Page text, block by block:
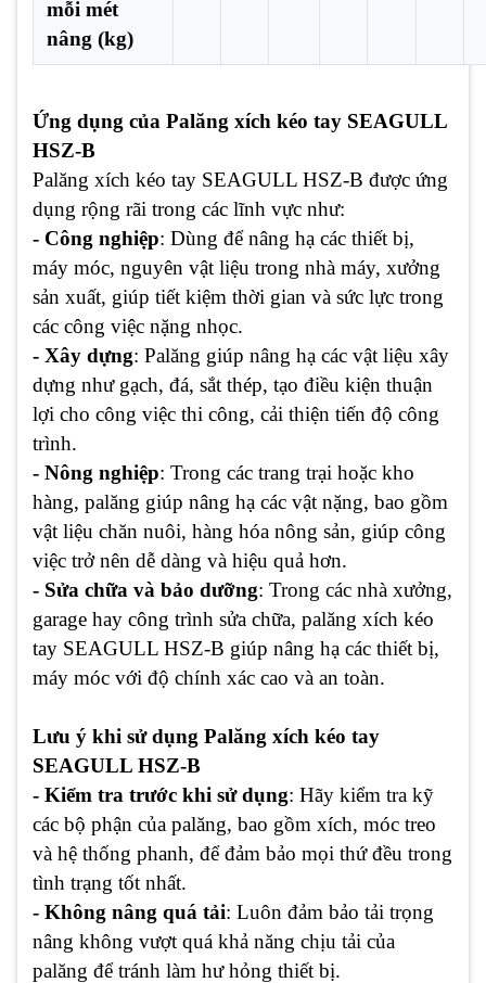
mỗi mét
nâng (kg)
Ứng dụng của Palăng xích kéo tay SEAGULL
HSZ-B
Palăng xích kéo tay SEAGULL HSZ-B được ứng
dụng rộng rãi trong các lĩnh vực như:
- Công nghiệp: Dùng để nâng hạ các thiết bị,
máy móc, nguyên vật liệu trong nhà máy, xưởng
sản xuất, giúp tiết kiệm thời gian và sức lực trong
các công việc nặng nhọc.
- Xây dựng: Palăng giúp nâng hạ các vật liệu xây
dựng như gạch, đá, sắt thép, tạo điều kiện thuận
lợi cho công việc thi công, cải thiện tiến độ công
trình.
- Nông nghiệp: Trong các trang trại hoặc kho
hàng, palăng giúp nâng hạ các vật nặng, bao gồm
vật liệu chăn nuôi, hàng hóa nông sản, giúp công
việc trở nên dễ dàng và hiệu quả hơn.
- Sửa chữa và bảo dưỡng: Trong các nhà xưởng,
garage hay công trình sửa chữa, palăng xích kéo
tay SEAGULL HSZ-B giúp nâng hạ các thiết bị,
máy móc với độ chính xác cao và an toàn.
Lưu ý khi sử dụng Palăng xích kéo tay
SEAGULL HSZ-B
- Kiểm tra trước khi sử dụng: Hãy kiểm tra kỹ
các bộ phận của palăng, bao gồm xích, móc treo
và hệ thống phanh, để đảm bảo mọi thứ đều trong
tình trạng tốt nhất.
- Không nâng quá tải: Luôn đảm bảo tải trọng
nâng không vượt quá khả năng chịu tải của
palăng để tránh làm hư hỏng thiết bị.